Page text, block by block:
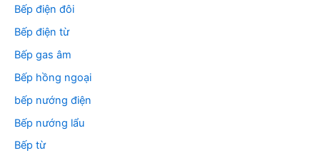
Bếp điện đôi
Bếp điện từ
Bếp gas âm
Bếp hồng ngoại
bếp nướng điện
Bếp nướng lẩu
Bếp từ